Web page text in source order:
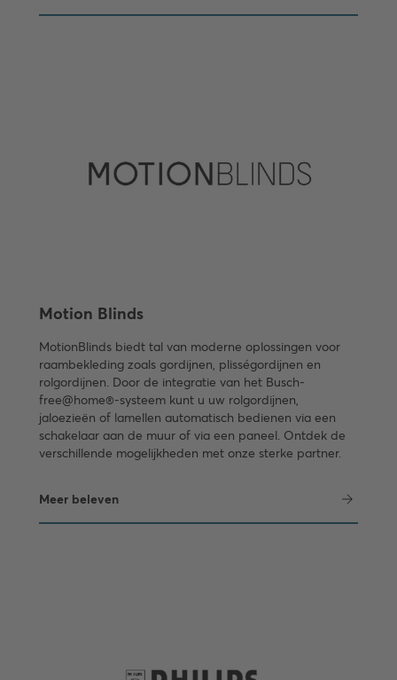
Motion Blinds
MotionBlinds biedt tal van moderne oplossingen voor
raambekleding zoals gordijnen, plisségordijnen en
rolgordijnen. Door de integratie van het Busch-
free@home®-systeem kunt u uw rolgordijnen,
jaloezieën of lamellen automatisch bedienen via een
schakelaar aan de muur of via een paneel. Ontdek de
verschillende mogelijkheden met onze sterke partner.
Meer beleven